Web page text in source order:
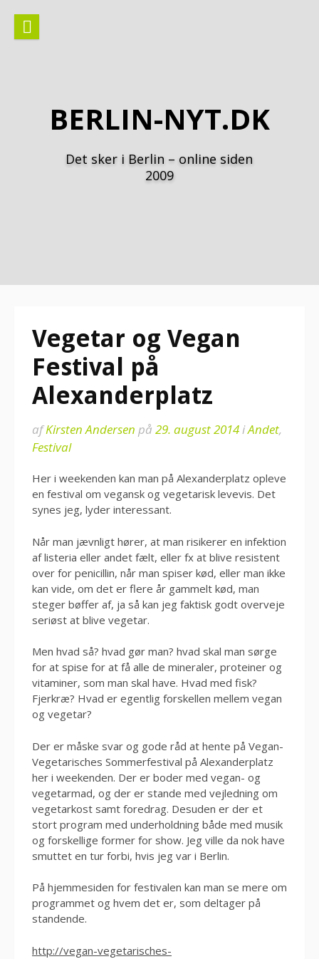
indhold
BERLIN-NYT.DK
Det sker i Berlin – online siden
2009
Vegetar og Vegan
Festival på
Alexanderplatz
afKirsten Andersen på 29. august 2014iAndet,
Festival
Her i weekenden kan man på Alexanderplatz opleve
en festival om vegansk og vegetarisk levevis. Det
synes jeg, lyder interessant.
Når man jævnligt hører, at man risikerer en infektion
af listeria eller andet fælt, eller fx at blive resistent
over for penicillin, når man spiser kød, eller man ikke
kan vide, om det er flere år gammelt kød, man
steger bøffer af, ja så kan jeg faktisk godt overveje
seriøst at blive vegetar.
Men hvad så? hvad gør man? hvad skal man sørge
for at spise for at få alle de mineraler, proteiner og
vitaminer, som man skal have. Hvad med fisk?
Fjerkræ? Hvad er egentlig forskellen mellem vegan
og vegetar?
Der er måske svar og gode råd at hente på Vegan-
Vegetarisches Sommerfestival på Alexanderplatz
her i weekenden. Der er boder med vegan- og
vegetarmad, og der er stande med vejledning om
vegetarkost samt foredrag. Desuden er der et
stort program med underholdning både med musik
og forskellige former for show. Jeg ville da nok have
smuttet en tur forbi, hvis jeg var i Berlin.
På hjemmesiden for festivalen kan man se mere om
programmet og hvem det er, som deltager på
standende.
http://vegan-vegetarisches-